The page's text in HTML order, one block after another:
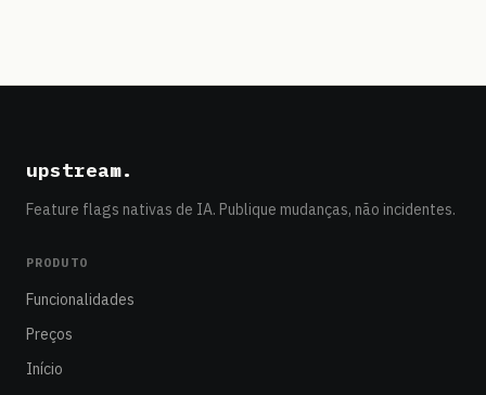
upstream.
Feature flags nativas de IA. Publique mudanças, não incidentes.
PRODUTO
Funcionalidades
Preços
Início